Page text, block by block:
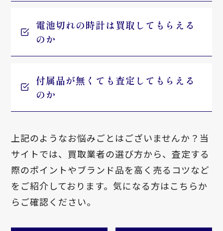
電池切れの時計は買取してもらえる
のか
付属品が無くても査定してもらえる
のか
上記のようなお悩みごとはございませんか？当
サイトでは、買取業者の選び方から、査定する
際のポイントやブランド品を高く売るコツなど
をご紹介しております。気になる方はこちらか
らご確認ください。